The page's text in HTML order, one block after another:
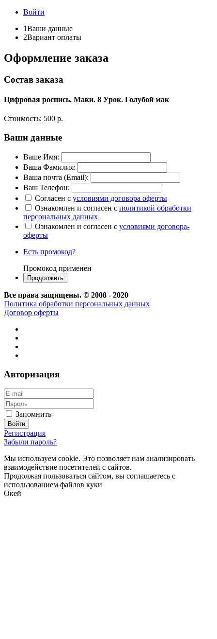
Войти
1Ваши данные
2Вариант оплаты
Оформление заказа
Состав заказа
Цифровая роспись. Маки. 8 Урок. Голубой мак
Стоимость: 500 р.
Ваши данные
Ваше Имя:
Ваша Фамилия:
Ваша почта (Email):
Ваш Телефон:
Согласен с условиями договора оферты
Ознакомлен и согласен с политикой обработки
персональных данных
Ознакомлен и согласен с условиями договора-
оферты
Есть промокод?
Промокод применен
Все права защищены. © 2008 - 2020
Политика обработки персональных данных
Договор оферты
Авторизация
Запомнить
Регистрация
Забыли пароль?
Мы используем cookie. Это позволяет нам анализировать
взаимодействие посетителей с сайтов.
Продолжая пользоваться сайтом, вы соглашаетесь с
использованием файлов куки
Окей